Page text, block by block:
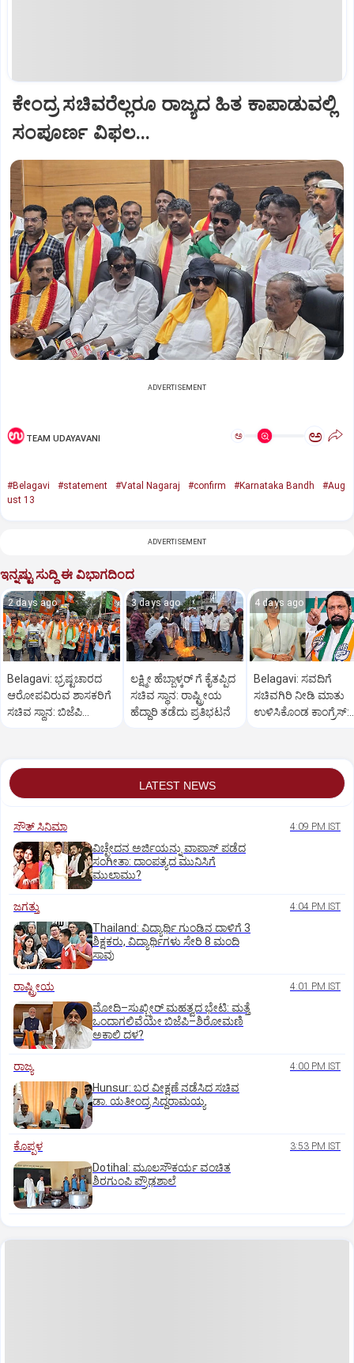
ಕೇಂದ್ರ ಸಚಿವರೆಲ್ಲರೂ ರಾಜ್ಯದ ಹಿತ ಕಾಪಾಡುವಲ್ಲಿ
ಸಂಪೂರ್ಣ ವಿಫಲ...
ADVERTISEMENT
TEAM UDAYAVANI ಅ ಅ
#Belagavi #statement #Vatal Nagaraj #confirm #Karnataka Bandh
#Aug
ust 13
ADVERTISEMENT
ಇನ್ನಷ್ಟು ಸುದ್ದಿ ಈ ವಿಭಾಗದಿಂದ
2 days ago
Belagavi: ಭ್ರಷ್ಟಚಾರದ
ಆರೋಪವಿರುವ ಶಾಸಕರಿಗೆ
ಸಚಿವ ಸ್ಥಾನ: ಬಿಜೆಪಿ
3 days ago
ಲಕ್ಷ್ಮೀ ಹೆಬ್ಬಾಳ್ಕರ್ ಗೆ ಕೈತಪ್ಪಿದ
ಸಚಿವ ಸ್ಥಾನ: ರಾಷ್ಟ್ರೀಯ
ಹೆದ್ದಾರಿ ತಡೆದು ಪ್ರತಿಭಟನೆ
4 days ago
Belagavi: ಸವದಿಗೆ
ಸಚಿವಗಿರಿ ನೀಡಿ ಮಾತು
ಉಳಿಸಿಕೊಂಡ ಕಾಂಗ್ರೆಸ್:‌
LATEST NEWS
ಸೌತ್‌ ಸಿನಿಮಾ 4:09 PM IST
ವಿಚ್ಛೇದನ ಅರ್ಜಿಯನ್ನು ವಾಪಾಸ್‌ ಪಡೆದ
ಸಂಗೀತಾ: ದಾಂಪತ್ಯದ ಮುನಿಸಿಗೆ
ಮುಲಾಮು?
ಜಗತ್ತು 4:04 PM IST
Thailand: ವಿದ್ಯಾರ್ಥಿ ಗುಂಡಿನ ದಾಳಿಗೆ 3
ಶಿಕ್ಷಕರು, ವಿದ್ಯಾರ್ಥಿಗಳು ಸೇರಿ 8 ಮಂದಿ
ಸಾವು
ರಾಷ್ಟ್ರೀಯ 4:01 PM IST
ಮೋದಿ–ಸುಖ್ಬೀರ್ ಮಹತ್ವದ ಭೇಟಿ: ಮತ್ತೆ
ಒಂದಾಗಲಿವೆಯೇ ಬಿಜೆಪಿ–ಶಿರೋಮಣಿ
ಅಕಾಲಿ ದಳ?
ರಾಜ್ಯ 4:00 PM IST
Hunsur: ಬರ ವೀಕ್ಷಣೆ ನಡೆಸಿದ ಸಚಿವ
ಡಾ. ಯತೀಂದ್ರ ಸಿದ್ದರಾಮಯ್ಯ
ಕೊಪ್ಪಳ 3:53 PM IST
Dotihal: ಮೂಲಸೌಕರ್ಯ ವಂಚಿತ
ಶಿರಗುಂಪಿ ಪ್ರೌಢಶಾಲೆ